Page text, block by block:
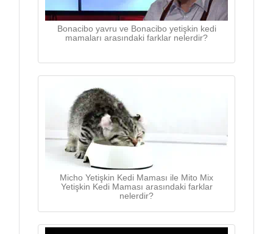
Bonacibo yavru ve Bonacibo yetişkin kedi
mamaları arasındaki farklar nelerdir?
Micho Yetişkin Kedi Maması ile Mito Mix
Yetişkin Kedi Maması arasındaki farklar
nelerdir?